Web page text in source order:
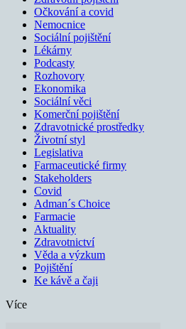
Očkování a covid
Nemocnice
Sociální pojištění
Lékárny
Podcasty
Rozhovory
Ekonomika
Sociální věci
Komerční pojištění
Zdravotnické prostředky
Životní styl
Legislativa
Farmaceutické firmy
Stakeholders
Covid
Adman´s Choice
Farmacie
Aktuality
Zdravotnictví
Věda a výzkum
Pojištění
Ke kávě a čaji
Více